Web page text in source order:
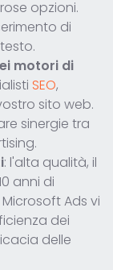
opzioni.
di
motori di
SEO,
sito web.
sinergie tra
: l'alta qualità, il
anni di
Ads vi
dei
delle